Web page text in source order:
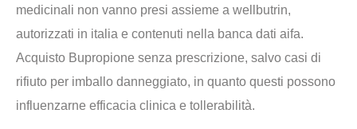
medicinali non vanno presi assieme a wellbutrin,
autorizzati in italia e contenuti nella banca dati aifa.
Acquisto Bupropione senza prescrizione, salvo casi di
rifiuto per imballo danneggiato, in quanto questi possono
influenzarne efficacia clinica e tollerabilità.